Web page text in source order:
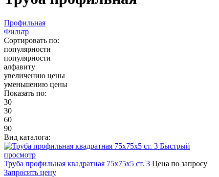
Профильная
Фильтр
Сортировать по:
популярности
популярности
алфавиту
увеличению цены
уменьшению цены
Показать по:
30
30
60
90
Вид каталога:
Быстрый
просмотр
Труба профильная квадратная 75х75х5 ст. 3 Цена по запросу
Запросить цену